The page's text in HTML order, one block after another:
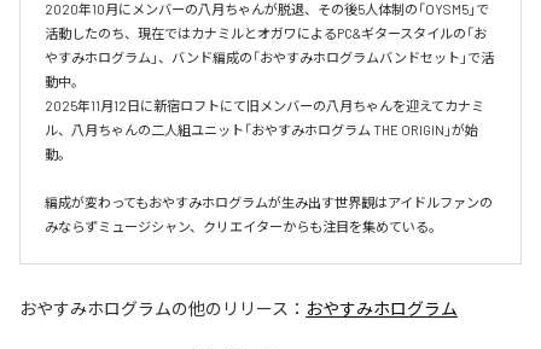
2020年10月にメンバーの八月ちゃんが脱退、その後5人体制の「OYSM5」で
活動したのち、現在ではカナミルとオガワによるPC&ギタースタイルの「お
やすみホログラム」、バンド編成の「おやすみホログラムバンドセット」で活
動中。
2025年11月12日に新宿ロフトにて旧メンバーの八月ちゃんを迎えてカナミ
ル、八月ちゃんの二人組ユニット「おやすみホログラム THE ORIGIN」が始
動。
編成が変わってもおやすみホログラムが⽣み出す世界観はアイドルファンの
おやすみホログラムの他のリリース： おやすみホログラム